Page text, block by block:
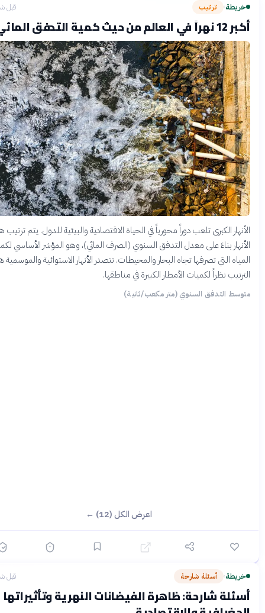
› ترتيب قبل شهرين
حيث كمية التدفق المائي
الكبرى تلعب دوراً محورياً في الحياة الاقتصادية والبيئية للدول. يتم ترتيب هذه
بناءً على معدل التدفق السنوي (الصرف المائي)، وهو المؤشر الأساسي لكمية
التي تصرفها تجاه البحار والمحيطات. تتصدر الأنهار الاستوائية والموسمية هذا
نظراً لكميات الأمطار الكبيرة في مناطقها.
التدفق السنوي (متر مكعب/ثانية)
اعرض الكل (12) ←
› أسئلة شارحة قبل شهرين
شارحة: ظاهرة الفيضانات النهرية وتأثيراتها